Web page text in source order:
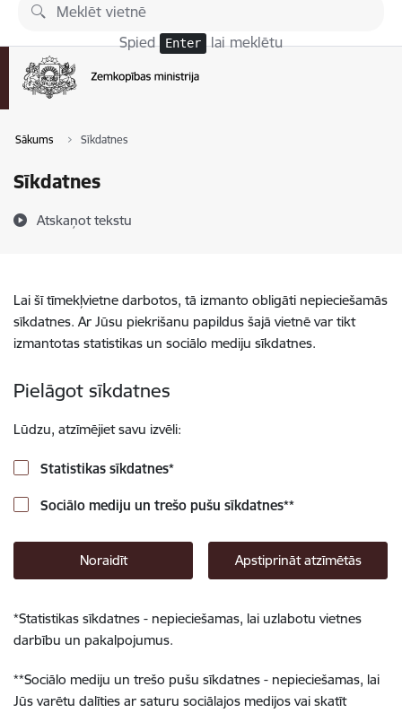
Pāriet uz lapas saturu
Spied Enter lai meklētu
Sākums Sīkdatnes
Sīkdatnes
Atskaņot tekstu
Lai šī tīmekļvietne darbotos, tā izmanto obligāti nepieciešamās
sīkdatnes. Ar Jūsu piekrišanu papildus šajā vietnē var tikt
izmantotas statistikas un sociālo mediju sīkdatnes.
Pielāgot sīkdatnes
Lūdzu, atzīmējiet savu izvēli:
Statistikas sīkdatnes*
Sociālo mediju un trešo pušu sīkdatnes**
Noraidīt Apstiprināt atzīmētās
*Statistikas sīkdatnes - nepieciešamas, lai uzlabotu vietnes
darbību un pakalpojumus.
**Sociālo mediju un trešo pušu sīkdatnes - nepieciešamas, lai
Jūs varētu dalīties ar saturu sociālajos medijos vai skatīt